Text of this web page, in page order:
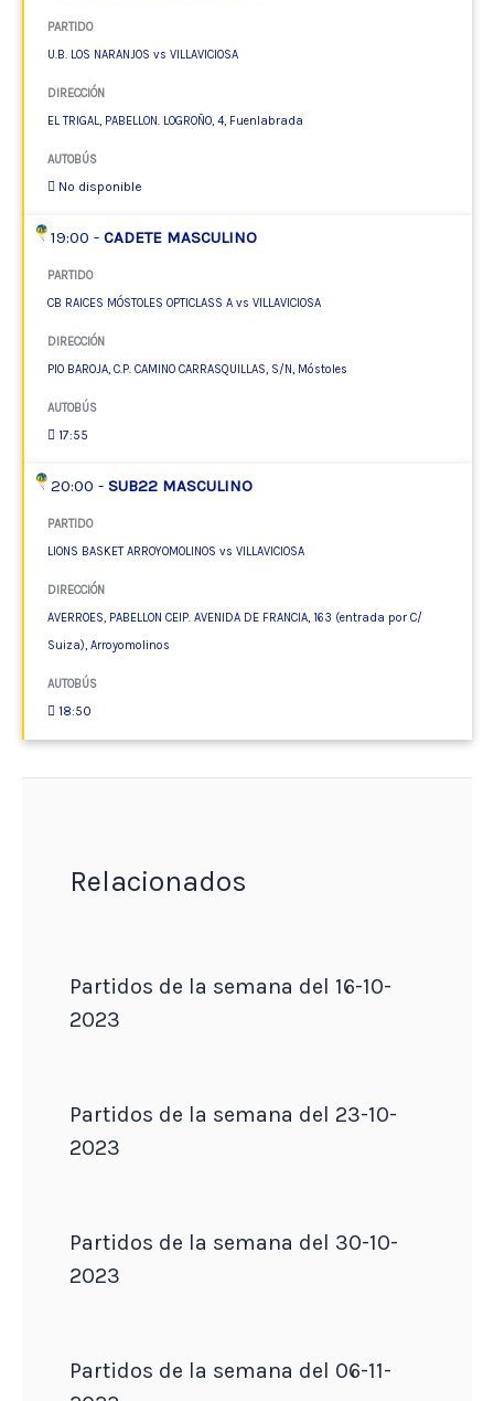
PARTIDO
U.B. LOS NARANJOS vs VILLAVICIOSA
DIRECCIÓN
EL TRIGAL, PABELLON. LOGROÑO, 4, Fuenlabrada
AUTOBÚS
No disponible
19:00 - CADETE MASCULINO
PARTIDO
CB RAICES MÓSTOLES OPTICLASS A vs VILLAVICIOSA
DIRECCIÓN
PIO BAROJA, C.P. CAMINO CARRASQUILLAS, S/N, Móstoles
AUTOBÚS
17:55
20:00 - SUB22 MASCULINO
PARTIDO
LIONS BASKET ARROYOMOLINOS vs VILLAVICIOSA
DIRECCIÓN
AVERROES, PABELLON CEIP. AVENIDA DE FRANCIA, 163 (entrada por C/
Suiza), Arroyomolinos
AUTOBÚS
18:50
Relacionados
Partidos de la semana del 16-10-
2023
Partidos de la semana del 23-10-
2023
Partidos de la semana del 30-10-
2023
Partidos de la semana del 06-11-